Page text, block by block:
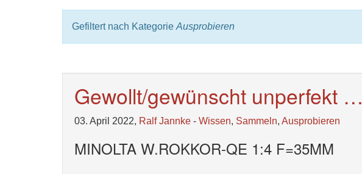
Gefiltert nach Kategorie Ausprobieren
Gewollt/gewünscht unperfekt …
03. April 2022, Ralf Jannke - Wissen, Sammeln, Ausprobieren
MINOLTA W.ROKKOR-QE 1:4 F=35MM